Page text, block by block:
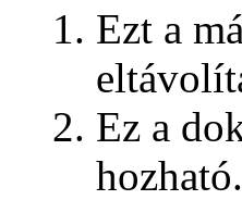
Ezt a
Ez a
hozható.